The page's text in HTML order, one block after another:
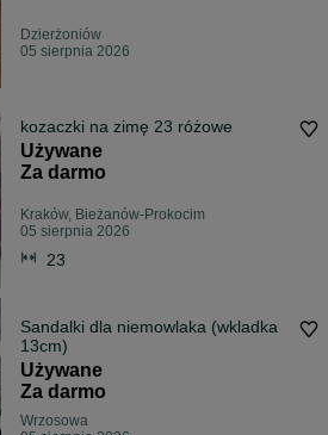
Dzierżoniów
05 sierpnia 2026
kozaczki na zimę 23 różowe
Używane
Za darmo
Kraków, Bieżanów-Prokocim
05 sierpnia 2026
23
Sandalki dla niemowlaka (wkladka
13cm)
Używane
Za darmo
Wrzosowa